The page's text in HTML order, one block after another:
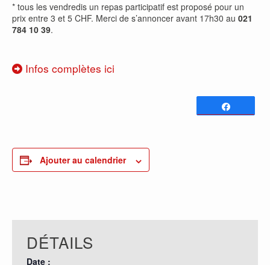
* tous les vendredis un repas participatif est proposé pour un
prix entre 3 et 5 CHF. Merci de s’annoncer avant 17h30 au 021
784 10 39.
Infos complètes ici
Ajouter au calendrier
DÉTAILS
Date :